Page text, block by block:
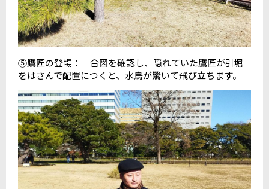
⑤鷹匠の登場： 合図を確認し、隠れていた鷹匠が引堀
をはさんで配置につくと、水鳥が驚いて飛び立ちます。